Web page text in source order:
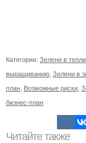
Категории: Зелени в
выращиванию Зелени в
план Возможные риски
бизнес-план
Читайте также